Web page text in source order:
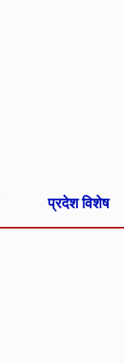
प्रदेश विशेष